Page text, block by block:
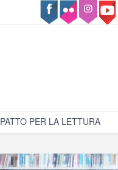
PATTO PER LA LETTURA